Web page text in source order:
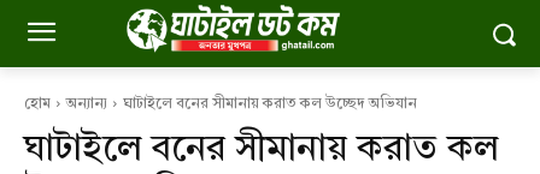
হোম অন্যান্য ঘাটাইলে বনের সীমানায় করাত কল উচ্ছেদ অভিযান
ঘাটাইলে বনের সীমানায় করাত কল